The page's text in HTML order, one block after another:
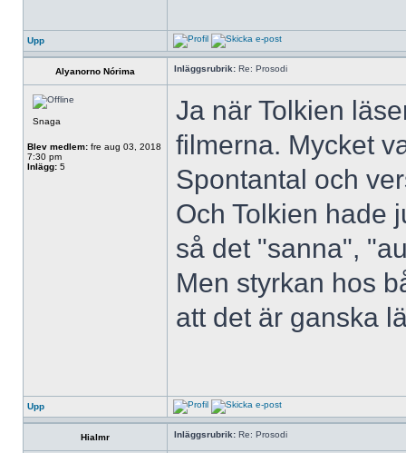
Upp
Alyanorno Nórima Inläggsrubrik: Re: Prosodi
Snaga
Blev medlem: fre aug 03, 2018
7:30 pm
Inlägg: 5
Ja när Tolkien
filmerna. Mycket
Spontantal och
Och Tolkien hade
så det "sanna",
Men styrkan hos
att det är ganska
Upp
Hialmr Inläggsrubrik: Re: Prosodi